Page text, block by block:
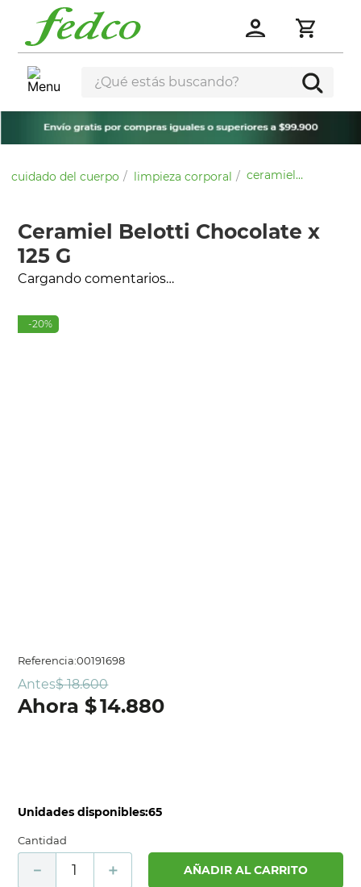
¿Qué estás buscando?
cuidado del cuerpo limpieza corporal ceramiel belotti chocolate x 125 g
Ceramiel Belotti Chocolate x
125 G
Cargando comentarios…
-20%
Referencia:00191698
Antes$ 18.600
$14.880
Unidades disponibles:65
Cantidad
＋
－ AÑADIR AL CARRITO